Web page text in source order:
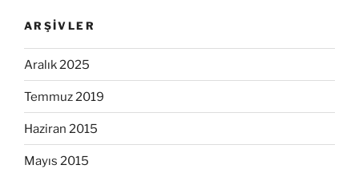
ARŞIVLER
Aralık 2025
Temmuz 2019
Haziran 2015
Mayıs 2015